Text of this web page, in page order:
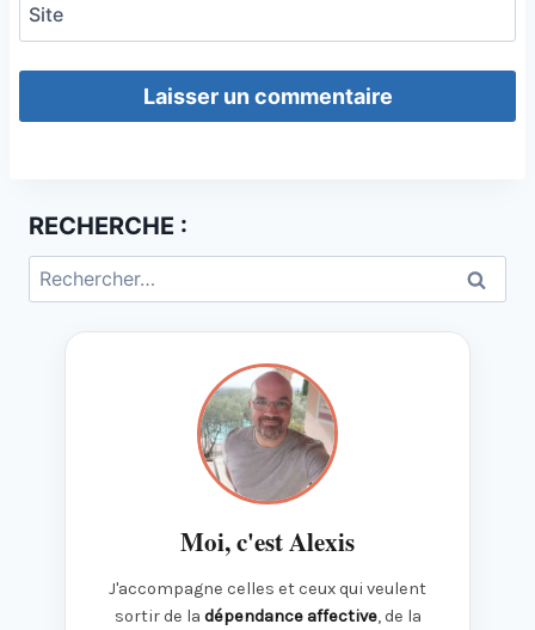
Site
RECHERCHE :
Rechercher :
Moi, c'est Alexis
J'accompagne celles et ceux qui veulent
sortir de la dépendance affective, de la